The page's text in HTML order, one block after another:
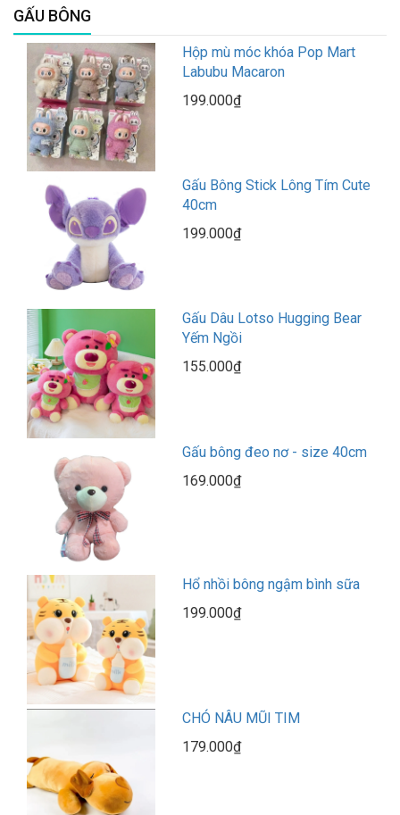
GẤU BÔNG
Hộp mù móc khóa Pop Mart
Labubu Macaron
199.000₫
Gấu Bông Stick Lông Tím Cute
40cm
199.000₫
Gấu Dâu Lotso Hugging Bear
Yếm Ngồi
155.000₫
Gấu bông đeo nơ - size 40cm
169.000₫
Hổ nhồi bông ngậm bình sữa
199.000₫
CHÓ NÂU MŨI TIM
179.000₫